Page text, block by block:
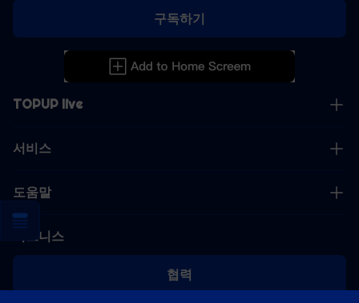
TOPUP live
서비스
도움말
비즈니스
협력
구독하기